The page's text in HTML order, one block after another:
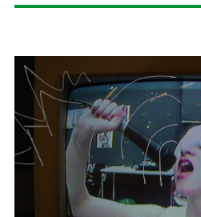
Schauspiel StuttgartTreffpunkt
Offenes